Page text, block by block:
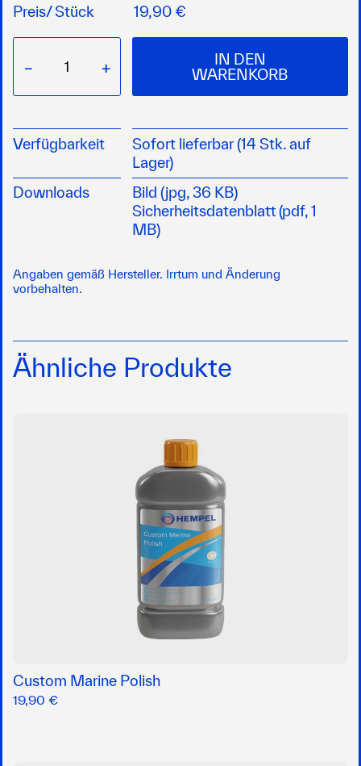
Preis/Stück 19,90 €
− +
IN DEN
WARENKORB
Verfügbarkeit
Sofort lieferbar (14 Stk. auf
Lager)
Downloads
Bild (jpg, 36 KB)
Sicherheitsdatenblatt (pdf, 1
MB)
Angaben gemäß Hersteller. Irrtum und Änderung
vorbehalten.
Ähnliche Produkte
Custom Marine Polish
19,90 €